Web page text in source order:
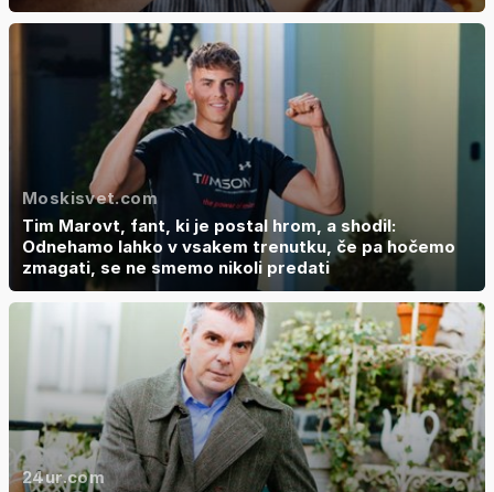
Moskisvet.com
Tim Marovt, fant, ki je postal hrom, a shodil:
Odnehamo lahko v vsakem trenutku, če pa hočemo
zmagati, se ne smemo nikoli predati
24ur.com